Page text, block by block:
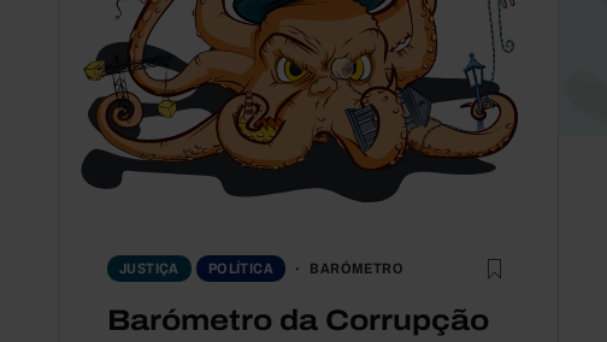
JUSTIÇA POLÍTICA BARÓMETRO
Barómetro da Corrupção